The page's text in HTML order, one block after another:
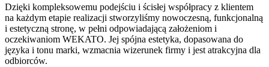
Dzięki kompleksowemu podejściu i ścisłej współpracy z klientem
na każdym etapie realizacji stworzyliśmy nowoczesną, funkcjonalną
i estetyczną stronę, w pełni odpowiadającą założeniom i
oczekiwaniom WEKATO. Jej spójna estetyka, dopasowana do
języka i tonu marki, wzmacnia wizerunek firmy i jest atrakcyjna dla
odbiorców.